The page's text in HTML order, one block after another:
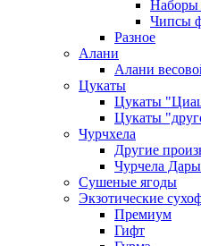
Наборы
Чипсы
Разное
Алани
Алани
Цукаты
Цукаты
Цукаты
Чурчхела
Другие
Чурчела
Сушеные ягоды
Экзотические
Премиум
Гифт